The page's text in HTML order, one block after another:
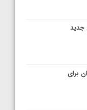
جدید
برای